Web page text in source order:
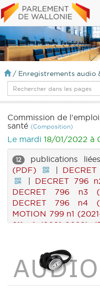
/ Enregistrements audio
Commission de
santé (Composition)
Le mardi 18/01/2022 à
12 publications
(PDF)
|
| DECRET 796
DECRET 796 n3
DECRET 796 n4
MOTION 799 n1
811 n1 (2021-2022)
RAPPORT 713 n1
(2021-2022) (PDF)